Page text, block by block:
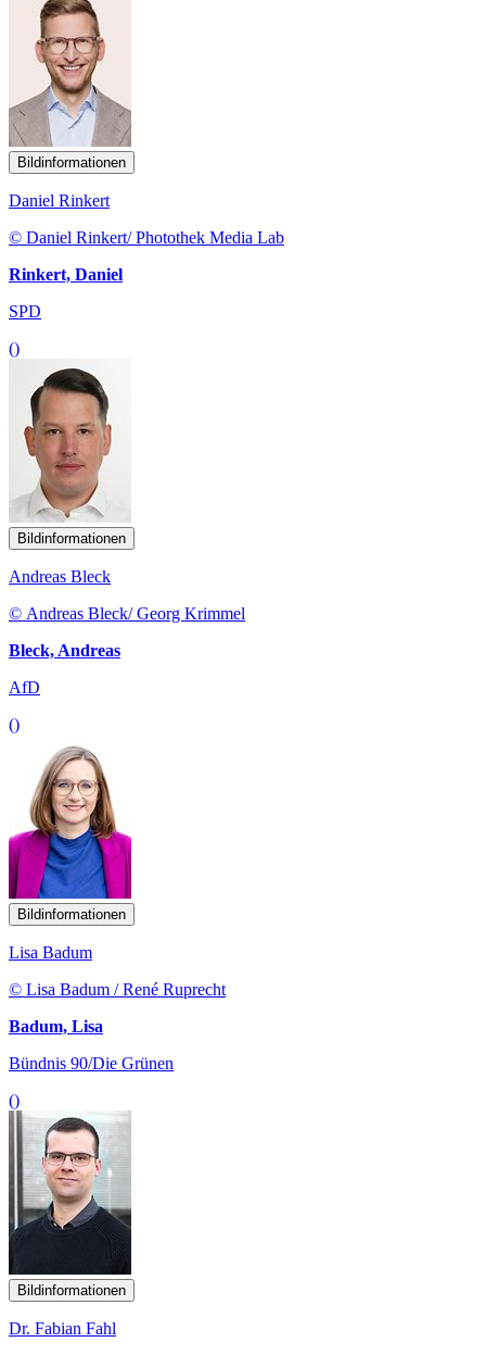
Bildinformationen
Daniel Rinkert
© Daniel Rinkert/ Photothek Media Lab
Rinkert, Daniel
SPD
()
Bildinformationen
Andreas Bleck
© Andreas Bleck/ Georg Krimmel
Bleck, Andreas
AfD
()
Bildinformationen
Lisa Badum
© Lisa Badum / René Ruprecht
Badum, Lisa
Bündnis 90/Die Grünen
()
Bildinformationen
Dr. Fabian Fahl